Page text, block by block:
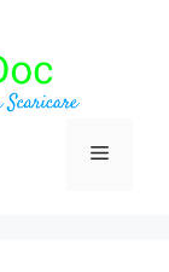
Menu